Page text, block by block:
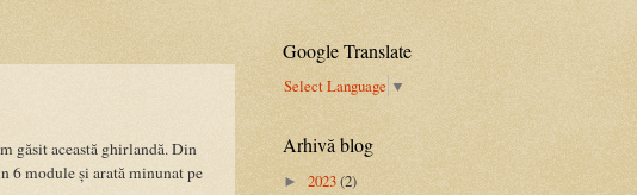
găsit această ghirlandă. Din
6 module și arată minunat pe
Google Translate
Select Language ▼
Arhivă blog
► 2023(2)